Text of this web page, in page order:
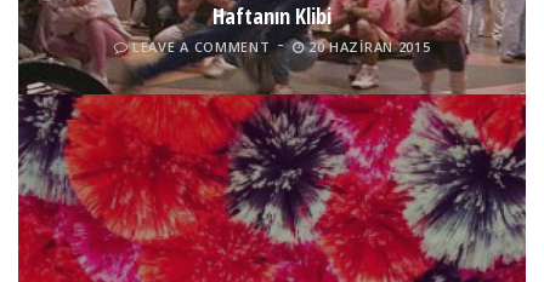
Haftanın Klibi
LEAVE A COMMENT 20 HAZIRAN 2015